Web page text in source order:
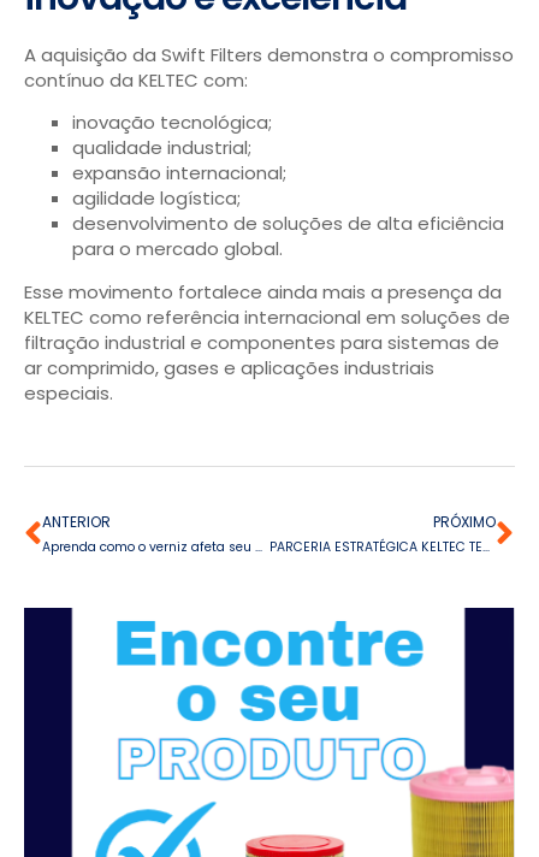
A aquisição da Swift Filters demonstra o compromisso
contínuo da KELTEC com:
inovação tecnológica;
qualidade industrial;
expansão internacional;
agilidade logística;
desenvolvimento de soluções de alta eficiência
para o mercado global.
Esse movimento fortalece ainda mais a presença da
KELTEC como referência internacional em soluções de
filtração industrial e componentes para sistemas de
ar comprimido, gases e aplicações industriais
especiais.
ANTERIOR
Aprenda como o verniz afeta seu compressor.
PRÓXIMO
PARCERIA ESTRATÉGICA KELTEC TECHNOLAB e AMERICAN CHEMICAL TECHNOLOGIES (ACT)